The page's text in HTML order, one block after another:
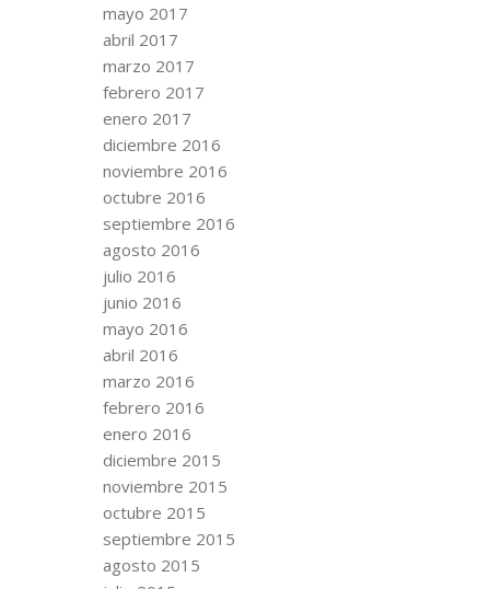
mayo 2017
abril 2017
marzo 2017
febrero 2017
enero 2017
diciembre 2016
noviembre 2016
octubre 2016
septiembre 2016
agosto 2016
julio 2016
junio 2016
mayo 2016
abril 2016
marzo 2016
febrero 2016
enero 2016
diciembre 2015
noviembre 2015
octubre 2015
septiembre 2015
agosto 2015